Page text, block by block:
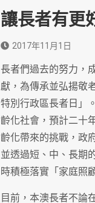
讓長者有更
2017年11月1日
長者們過去的努力，
獻，為傳承並弘揚敬
特別行政區長者日」
齡化社會，預計二十
齡化帶來的挑戰，政
並透過短、中、長期
時積極落實「家庭照
目前，本澳長者不論